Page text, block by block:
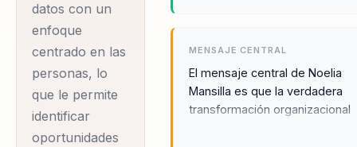
datos con un
enfoque
centrado en las
personas, lo
que le permite
identificar
oportunidades
MENSAJE CENTRAL
El mensaje central de Noelia
Mansilla es que la verdadera
transformación organizacional